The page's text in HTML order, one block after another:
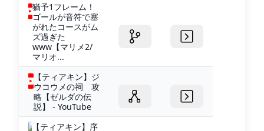
猶予1フレーム！
ゴールが音符で塞
がれたコースがム
ズ過ぎた
www【マリメ2/
マリオ...
【ティアキン】ジ
ウコウメの祠 攻
略【ゼルダの伝
説】 - YouTube
【ティアキン】序